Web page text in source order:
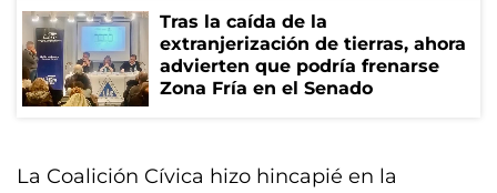
Tras la caída de la
extranjerización de tierras, ahora
advierten que podría frenarse
Zona Fría en el Senado
La Coalición Cívica hizo hincapié en la